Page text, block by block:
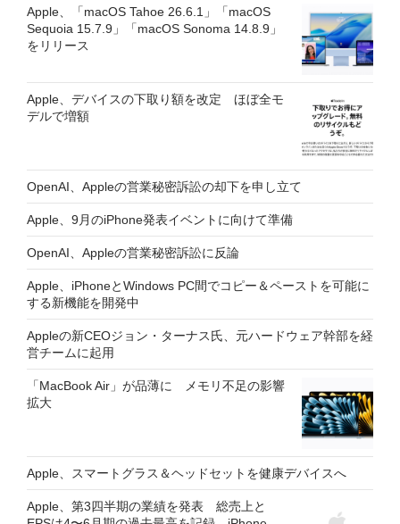
Apple、「macOS Tahoe 26.6.1」「macOS
Sequoia 15.7.9」「macOS Sonoma 14.8.9」
をリリース
Apple、デバイスの下取り額を改定 ほぼ全モ
デルで増額
OpenAI、Appleの営業秘密訴訟の却下を申し立て
Apple、9月のiPhone発表イベントに向けて準備
OpenAI、Appleの営業秘密訴訟に反論
Apple、iPhoneとWindows PC間でコピー＆ペーストを可能に
する新機能を開発中
Appleの新CEOジョン・ターナス氏、元ハードウェア幹部を経
営チームに起用
「MacBook Air」が品薄に メモリ不足の影響
拡大
Apple、スマートグラス＆ヘッドセットを健康デバイスへ
Apple、第3四半期の業績を発表 総売上と